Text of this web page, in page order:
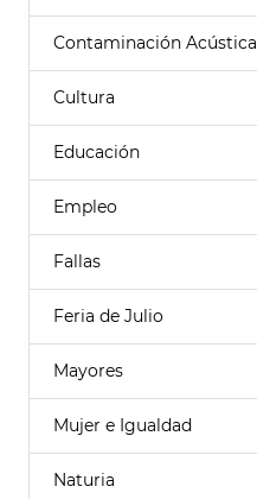
Contaminación Acústica
Cultura
Educación
Empleo
Fallas
Feria de Julio
Mayores
Mujer e Igualdad
Naturia